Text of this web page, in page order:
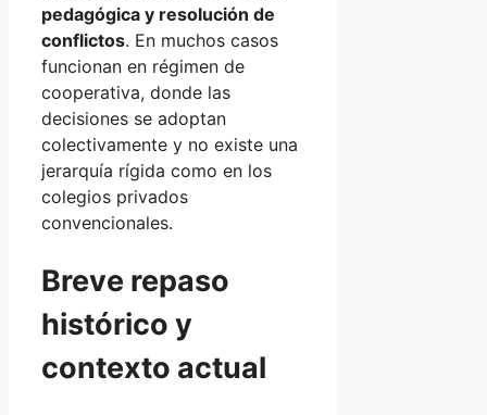
pedagógica y resolución de
conflictos. En muchos casos
funcionan en régimen de
cooperativa, donde las
decisiones se adoptan
colectivamente y no existe una
jerarquía rígida como en los
colegios privados
convencionales.
Breve repaso
histórico y
contexto actual